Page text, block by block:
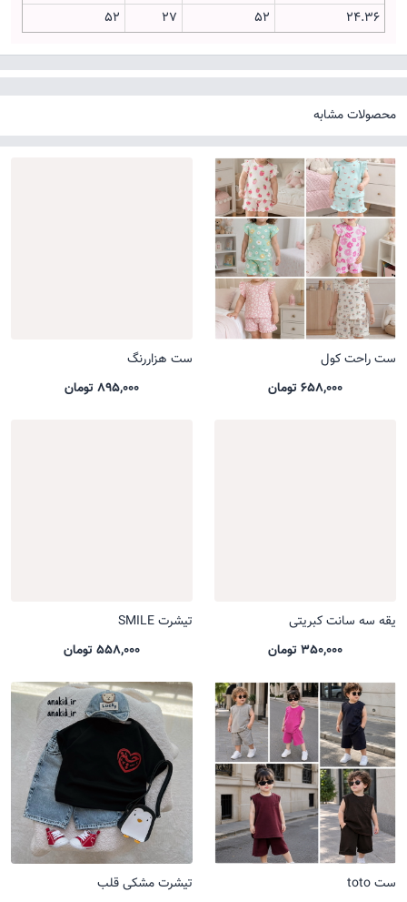
24.36
52
27
52
محصولات مشابه
ست راحت کول
658,000 تومان
ست هزاررنگ
895,000 تومان
یقه سه سانت کبریتی
350,000 تومان
تیشرت SMILE
558,000 تومان
ست toto
تیشرت مشکی قلب